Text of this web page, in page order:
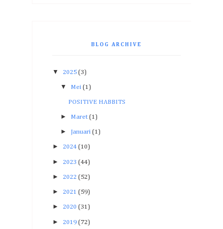
BLOG ARCHIVE
▼ 2025 (3)
▼ Mei (1)
POSITIVE HABBITS
► Maret (1)
► Januari (1)
► 2024 (10)
► 2023 (44)
► 2022 (52)
► 2021 (59)
► 2020 (31)
► 2019 (72)